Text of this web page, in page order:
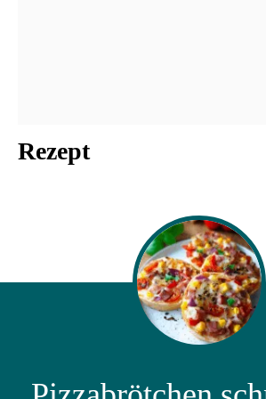
Rezept